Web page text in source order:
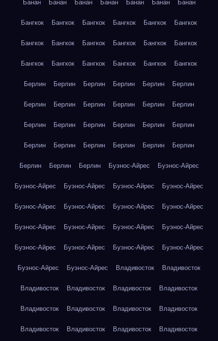
Банан Банан Банан Банан Банан Банан Банан
Бангкок Бангкок Бангкок Бангкок Бангкок Бангкок
Бангкок Бангкок Бангкок Бангкок Бангкок Бангкок
Бангкок Бангкок Бангкок Бангкок Бангкок Бангкок
Берлин Берлин Берлин Берлин Берлин Берлин
Берлин Берлин Берлин Берлин Берлин Берлин
Берлин Берлин Берлин Берлин Берлин Берлин
Берлин Берлин Берлин Берлин Берлин Берлин
Берлин Берлин Берлин Буэнос-Айрес Буэнос-Айрес
Буэнос-Айрес Буэнос-Айрес Буэнос-Айрес Буэнос-Айрес
Буэнос-Айрес Буэнос-Айрес Буэнос-Айрес Буэнос-Айрес
Буэнос-Айрес Буэнос-Айрес Буэнос-Айрес Буэнос-Айрес
Буэнос-Айрес Буэнос-Айрес Буэнос-Айрес Буэнос-Айрес
Буэнос-Айрес Буэнос-Айрес Владивосток Владивосток
Владивосток Владивосток Владивосток Владивосток
Владивосток Владивосток Владивосток Владивосток
Владивосток Владивосток Владивосток Владивосток